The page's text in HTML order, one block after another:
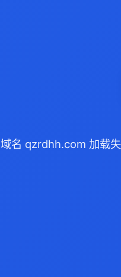
域名 qzrdhh.com 加载